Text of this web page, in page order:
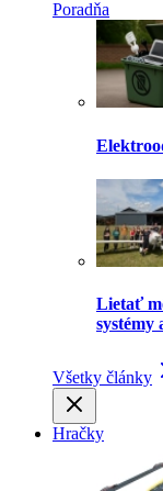
Poradňa
Lietať
systémy
Všetky články
Hračky